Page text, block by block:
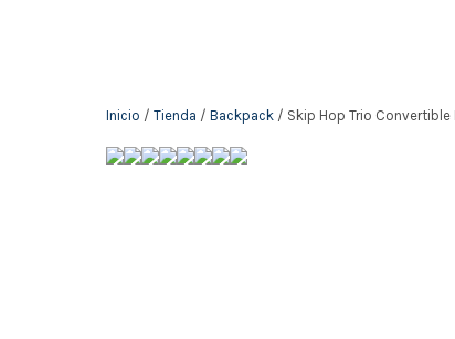
Inicio / Tienda / Backpack / Skip Hop Trio Convertible